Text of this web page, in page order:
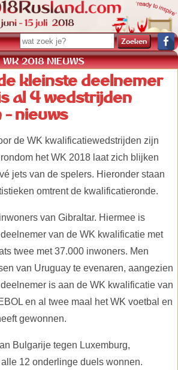
WK 2018 NIEUWS
kleinste deelnemer
al 4 wedstrijden
- nieuws
de WK kwalificatiewedstrijden zijn
het WK 2018 laat zich blijken
jets van de spelers. Hieronder staan
omtrent de kwalificatieronde.
van Gibraltar. Hiermee is
van de WK kwalificatie met
twee met 37.000 inwoners. Men
van Uruguay te evenaren, aangezien
is aan de WK kwalificatie van
en al twee maal het WK voetbal en
gewonnen.
Bulgarije tegen Luxemburg,
12 onderlinge duels wonnen.